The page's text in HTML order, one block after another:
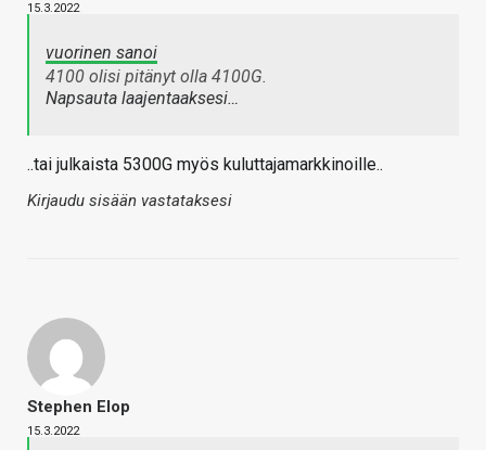
15.3.2022
vuorinen sanoi
4100 olisi pitänyt olla 4100G.
Napsauta laajentaaksesi…
..tai julkaista 5300G myös kuluttajamarkkinoille..
Kirjaudu sisään vastataksesi
Stephen Elop
15.3.2022